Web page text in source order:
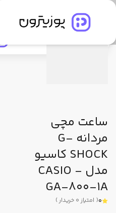
جستجو در
ساعت مچی
مردانه G-
SHOCK کاسیو
مدل CASIO -
GA-800-1A
0
( امتیاز 0 خریدار)
توضیحات محصول